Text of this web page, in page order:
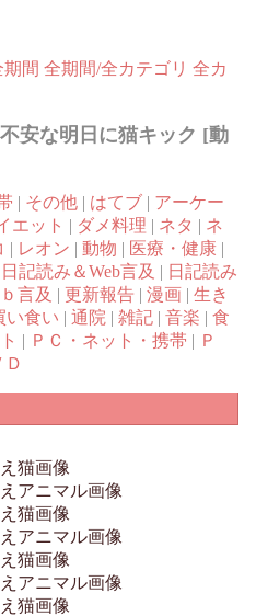
期間 全期間/全カテゴリ 全カ
安な明日に猫キック [動
| その他 | はてブ | アーケー
エット | ダメ料理 | ネタ | ネ
| レオン | 動物 | 医療・健康 |
日記読み＆Web言及 | 日記読み
言及 | 更新報告 | 漫画 | 生き
い食い | 通院 | 雑記 | 音楽 | 食
| ＰＣ・ネット・携帯 | Ｐ
猫画像
アニマル画像
猫画像
アニマル画像
猫画像
アニマル画像
猫画像